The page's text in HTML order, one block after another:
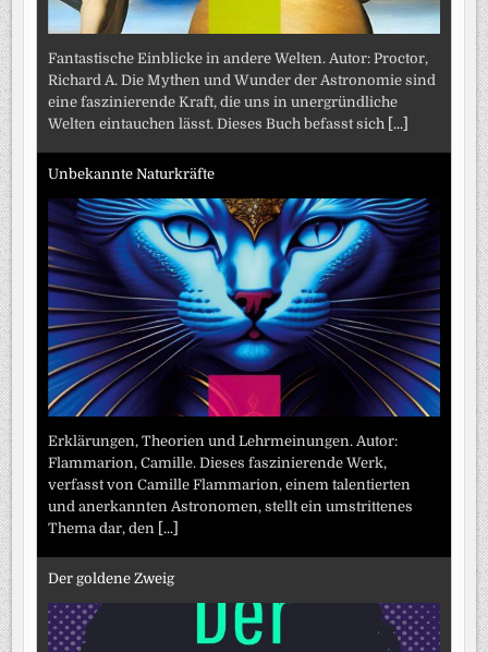
Fantastische Einblicke in andere Welten. Autor: Proctor,
Richard A. Die Mythen und Wunder der Astronomie sind
eine faszinierende Kraft, die uns in unergründliche
Welten eintauchen lässt. Dieses Buch befasst sich [...]
Unbekannte Naturkräfte
Erklärungen, Theorien und Lehrmeinungen. Autor:
Flammarion, Camille. Dieses faszinierende Werk,
verfasst von Camille Flammarion, einem talentierten
und anerkannten Astronomen, stellt ein umstrittenes
Thema dar, den [...]
Der goldene Zweig